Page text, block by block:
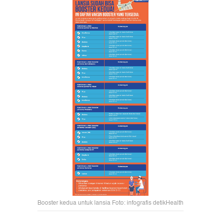
Booster kedua untuk lansia Foto: infografis detikHealth